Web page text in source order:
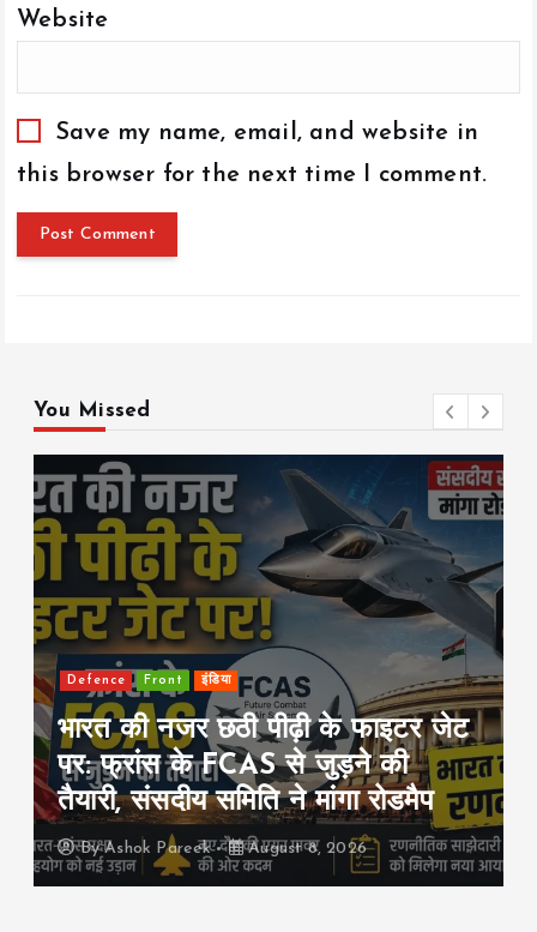
Website
Save my name, email, and website in
this browser for the next time I comment.
You Missed
Front international राजनीति
सऊदी-तुर्की-पाकिस्तान का बड़ा रक्षा
समझौता: एक पर हमला हुआ तो तीनों पर
हमला माना जाएगा
ByAshok Pareek August 8, 2026